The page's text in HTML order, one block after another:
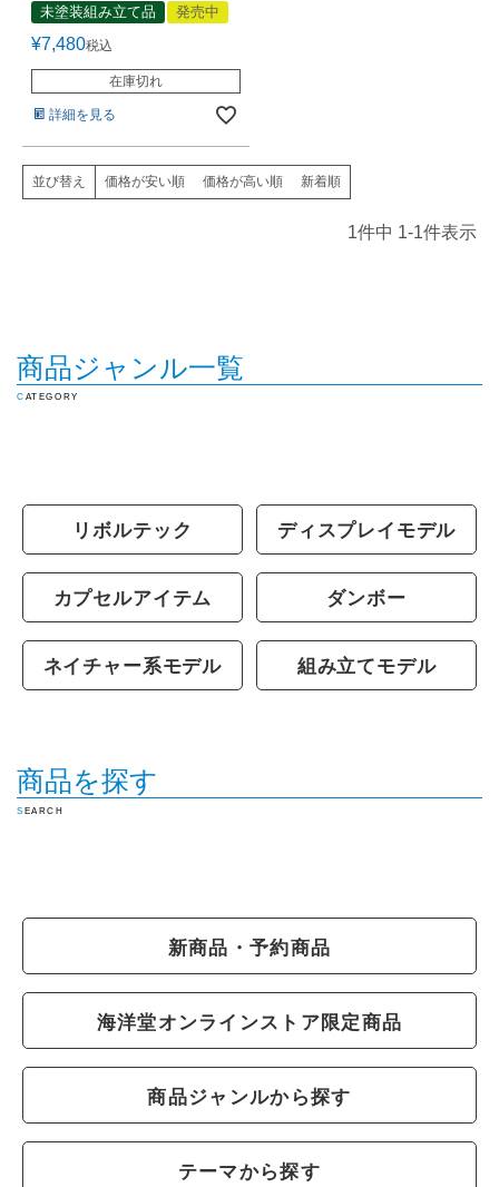
未塗装組み立て品 発売中
¥7,480税込
在庫切れ
詳細を見る
並び替え 価格が安い順 価格が高い順 新着順
1件中 1-1件表示
商品ジャンル一覧
CATEGORY
リボルテック ディスプレイモデル
カプセルアイテム ダンボー
ネイチャー系モデル 組み立てモデル
商品を探す
SEARCH
新商品・予約商品
海洋堂オンラインストア限定商品
商品ジャンルから探す
テーマから探す